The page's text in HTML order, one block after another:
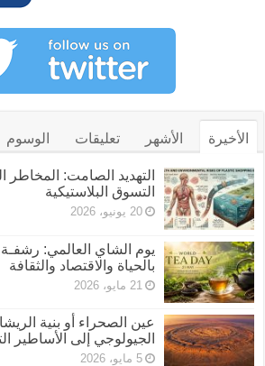
الأخيرة الأشهر تعليقات الوسوم
التهديد الصامت: المخاطر
التسوق البلاستيكية
20 يونيو، 2026
يوم الشاي العالمي:
بالحياة والاقتصاد والثقافة
21 مايو، 2026
عين الصحراء أو بنية
الجيولوجي إلى الأساطير
5 مايو، 2026